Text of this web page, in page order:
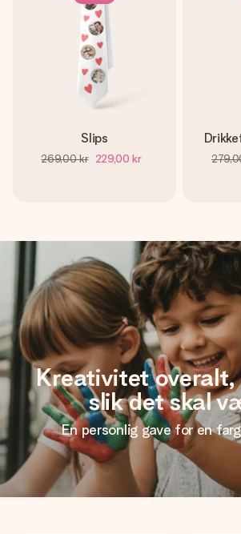
Slips
269,00 kr 229,00 kr
Kreativitet
slik det skal
En personlig gave for en